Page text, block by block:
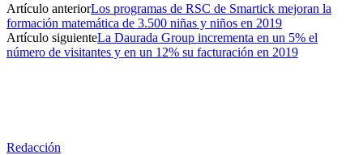
Artículo anteriorLos programas de RSC de Smartick mejoran la
formación matemática de 3.500 niñas y niños en 2019
Artículo siguienteLa Daurada Group incrementa en un 5% el
número de visitantes y en un 12% su facturación en 2019
Redacción